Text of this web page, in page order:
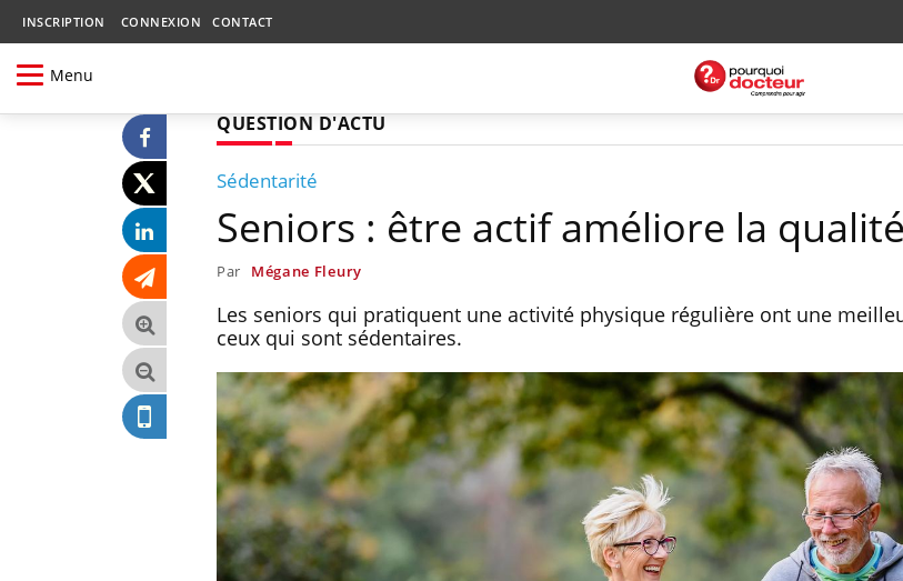
INSCRIPTION CONNEXION CONTACT
Menu
QUESTION D'ACTU
Sédentarité
Seniors : être actif améliore la
Par Mégane Fleury
Les seniors qui pratiquent une activité physique régulière ont une
ceux qui sont sédentaires.